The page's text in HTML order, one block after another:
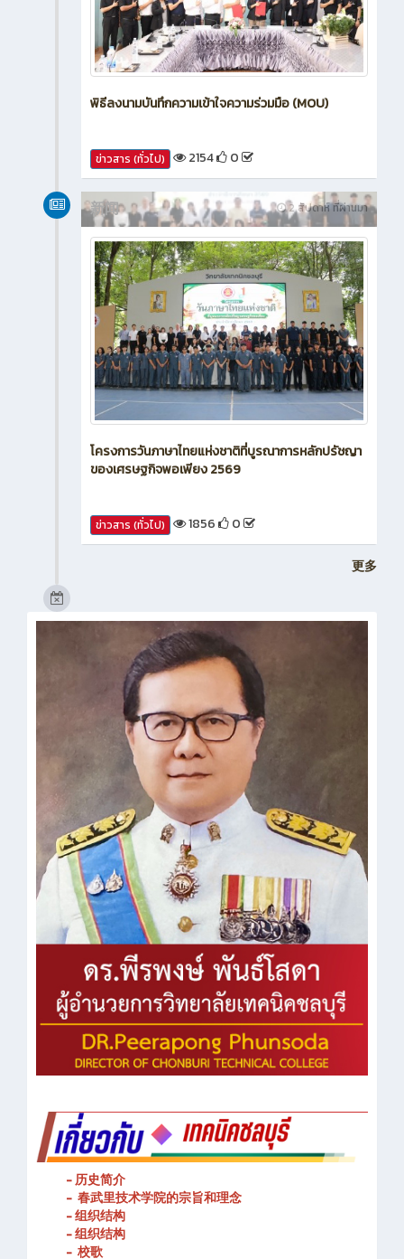
พิธีลงนามบันทึกความเข้าใจความร่วมมือ (MOU)
ข่าวสาร (ทั่วไป) 2154 0
2 สัปดาห์ ที่ผ่านมา
新闻
โครงการวันภาษาไทยแห่งชาติที่บูรณาการหลักปรัชญา
ของเศรษฐกิจพอเพียง 2569
ข่าวสาร (ทั่วไป) 1856 0
更多
- 历史简介
- 春武里技术学院的宗旨和理念
- 组织结构
- 组织结构
- 校歌